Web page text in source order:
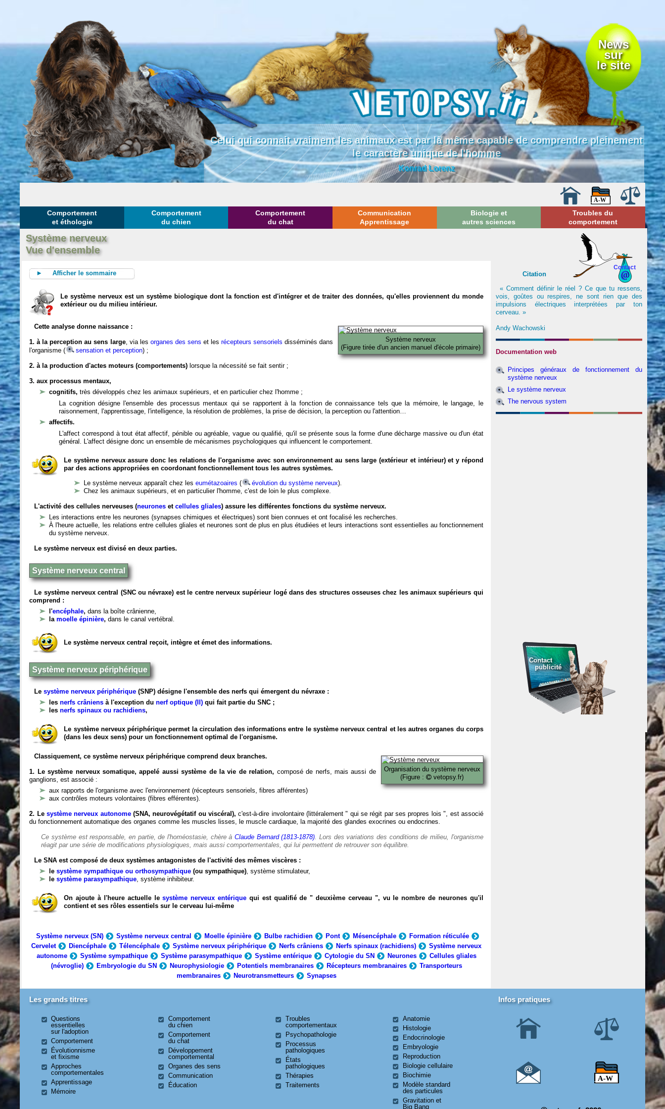
News
sur
le site
Celui qui connait vraiment les animaux est par là même capable de comprendre pleinement
le caractère unique de l'homme
Konrad Lorenz
Comportement
et éthologie
Comportement
du chien
Comportement
du chat
Communication
Apprentissage
Biologie et
autres sciences
Troubles du
comportement
Système nerveux
Vue d'ensemble
► Afficher le sommaire
Le système nerveux est un système biologique dont la fonction est d'intégrer et de traiter des données, qu'elles proviennent du monde
extérieur ou du milieu intérieur.
Système nerveux
(Figure tirée d'un ancien manuel d'école primaire)
Cette analyse donne naissance :
1. à la perception au sens large, via les organes des sens et les récepteurs sensoriels disséminés dans
l'organisme (
sensation et perception) ;
2. à la production d'actes moteurs (comportements) lorsque la nécessité se fait sentir ;
3. aux processus mentaux,
cognitifs,très développés chez les animaux supérieurs, et en particulier chez l'homme ;
La cognition désigne l'ensemble des processus mentaux qui se rapportent à la fonction de connaissance tels que la mémoire, le langage, le
raisonnement, l'apprentissage, l'intelligence, la résolution de problèmes, la prise de décision, la perception ou l'attention…
affectifs.
L'affect correspond à tout état affectif, pénible ou agréable, vague ou qualifié, qu'il se présente sous la forme d'une décharge massive ou d'un état
général. L'affect désigne donc un ensemble de mécanismes psychologiques qui influencent le comportement.
Le système nerveux assure donc les relations de l'organisme avec son environnement au sens large (extérieur et intérieur) et y répond
par des actions appropriées en coordonant fonctionnellement tous les autres systèmes.
Le système nerveux apparaît chez leseumétazoaires ( évolution du système nerveux).
Chez les animaux supérieurs, et en particulier l'homme, c'est de loin le plus complexe.
L'activité des cellules nerveuses (neurones etcellules gliales) assure les différentes fonctions du système nerveux.
Les interactions entre les neurones (synapses chimiques et électriques) sont bien connues et ont focalisé les recherches.
À l'heure actuelle, les relations entre cellules gliales et neurones sont de plus en plus étudiées et leurs interactions sont essentielles au fonctionnement
du système nerveux.
Le système nerveux est divisé en deux parties.
Système nerveux central
Le système nerveux central (SNC ou névraxe) est le centre nerveux supérieur logé dans des structures osseuses chez les animaux supérieurs qui
comprend :
l'encéphale,dans la boîte crânienne,
lamoelle épinière,dans le canal vertébral.
Le système nerveux central reçoit, intègre et émet des informations.
Système nerveux périphérique
Lesystème nerveux périphérique (SNP) désigne l'ensemble des nerfs qui émergent du névraxe :
lesnerfs crâniens à l'exception du nerf optique (II) qui fait partie du SNC ;
lesnerfs spinaux ou rachidiens,
Le système nerveux périphérique permet la circulation des informations entre le système nerveux central et les autres organes du corps
(dans les deux sens) pour un fonctionnement optimal de l'organisme.
Organisation du système nerveux
(Figure :
vetopsy.fr)
Classiquement, ce système nerveux périphérique comprend deux branches.
1. Le système nerveux somatique, appelé aussi système de la vie de relation, composé de nerfs, mais aussi de
ganglions, est associé :
aux rapports de l'organisme avec l'environnement (récepteurs sensoriels, fibres afférentes)
aux contrôles moteurs volontaires (fibres efférentes).
2. Le système nerveux autonome(SNA, neurovégétatif ou viscéral), c'est-à-dire involontaire (littéralement " qui se régit par ses propres lois ", est associé
du fonctionnement automatique des organes comme les muscles lisses, le muscle cardiaque, la majorité des glandes exocrines ou endocrines.
Ce système est responsable, en partie, de l'homéostasie, chère àClaude Bernard (1813-1878). Lors des variations des conditions de milieu, l'organisme
réagit par une série de modifications physiologiques, mais aussi comportementales, qui lui permettent de retrouver son équilibre.
Le SNA est composé de deux systèmes antagonistes de l'activité des mêmes viscères :
lesystème sympathique ou orthosympathique (ou sympathique), système stimulateur,
lesystème parasympathique, système inhibiteur.
On ajoute à l'heure actuelle lesystème nerveux entérique qui est qualifié de " deuxième cerveau ", vu le nombre de neurones qu'il
contient et ses rôles essentiels sur le cerveau lui-même
Système nerveux (SN) Système nerveux central Moelle épinière Bulbe rachidien Pont Mésencéphale
Formation réticulée
Cervelet
Diencéphale Télencéphale Système nerveux périphérique Nerfs crâniens Nerfs spinaux (rachidiens)
Système nerveux
autonome
Système sympathique Système parasympathique Système entérique Cytologie du SN Neurones
Cellules gliales
(névroglie)
Embryologie du SN Neurophysiologie Potentiels membranaires Récepteurs membranaires
Transporteurs
membranaires
Neurotransmetteurs Synapses
Contact
Citation
« Comment définir le réel ? Ce que tu ressens,
vois, goûtes ou respires, ne sont rien que des
impulsions électriques interprétées par ton
cerveau. »
Andy Wachowski
Documentation web
Principes généraux de fonctionnement du
système nerveux
Le système nerveux
The nervous system
Contact
publicité
Les grands titres
Questions
essentielles
sur l'adoption
Comportement
Évolutionnisme
et fixisme
Approches
comportementales
Apprentissage
Mémoire
Comportement
du chien
Comportement
du chat
Développement
comportemental
Organes des sens
Communication
Éducation
Troubles
comportementaux
Psychopathologie
Processus
pathologiques
États
pathologiques
Thérapies
Traitements
Anatomie
Histologie
Endocrinologie
Embryologie
Reproduction
Biologie cellulaire
Biochimie
Modèle standard
des particules
Gravitation et
Big Bang
Infos pratiques